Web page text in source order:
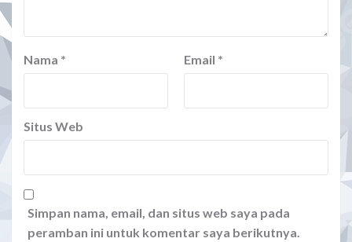
Nama * Email *
Situs Web
Simpan nama, email, dan situs web saya pada
peramban ini untuk komentar saya berikutnya.